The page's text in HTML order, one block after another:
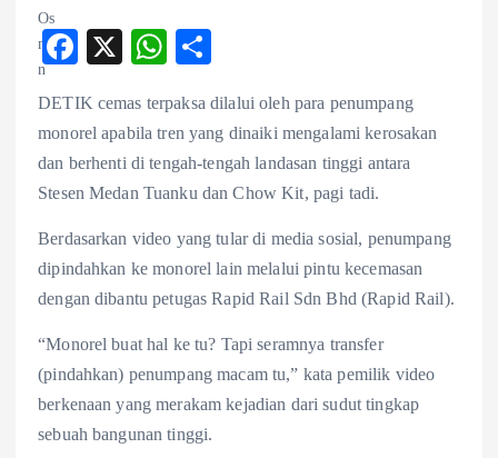
F
eb
o
o
X
W
ts
A
p
re
DETIK cemas terpaksa dilalui oleh para penumpang
monorel apabila tren yang dinaiki mengalami kerosakan
dan berhenti di tengah-tengah landasan tinggi antara
Stesen Medan Tuanku dan Chow Kit, pagi tadi.
Berdasarkan video yang tular di media sosial, penumpang
dipindahkan ke monorel lain melalui pintu kecemasan
dengan dibantu petugas Rapid Rail Sdn Bhd (Rapid Rail).
“Monorel buat hal ke tu? Tapi seramnya transfer
(pindahkan) penumpang macam tu,” kata pemilik video
berkenaan yang merakam kejadian dari sudut tingkap
sebuah bangunan tinggi.